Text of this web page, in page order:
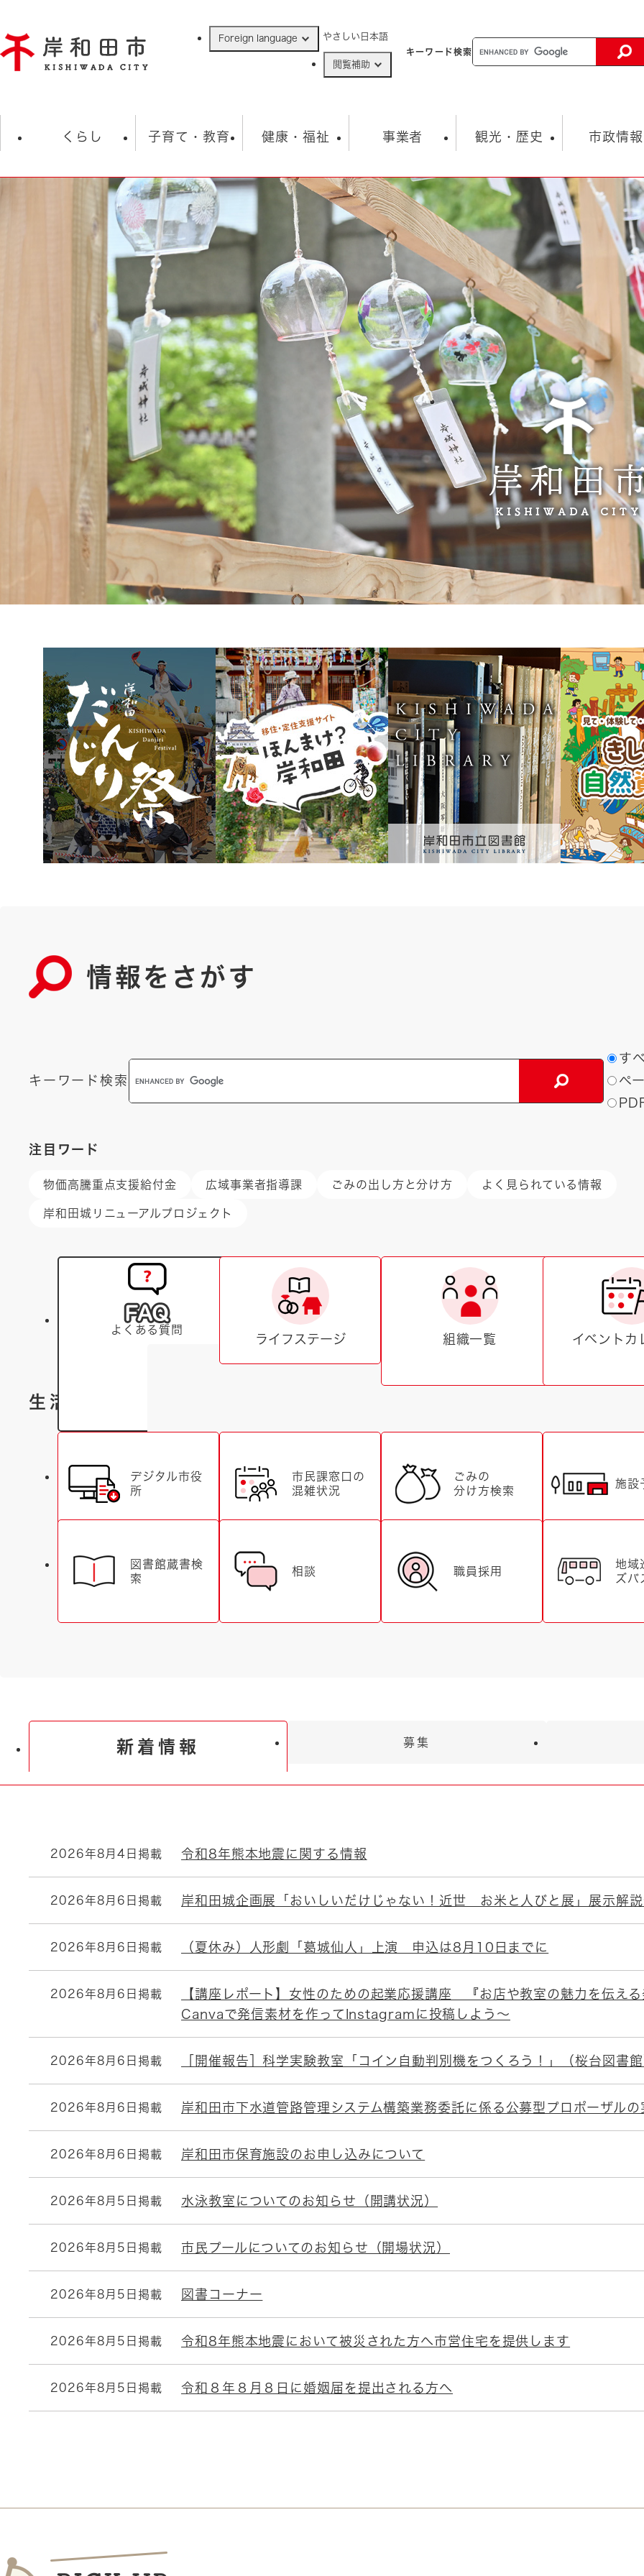
ジ
の
Foreign language やさしい日本語
閲覧補助
キーワード検索
くらし
税金 保険・年金
ごみ・衛生・動物 救急・消防
防災・防犯 上水道・下水道
自然・環境・公園 住宅
引っ越し おくやみ
男女共同参画
地域コミュニティ・ボラン
ティア・協働
道路・河川・交通 まちづくり
国際交流
子育て・教育
学校 子育て
とじる
健康・福祉
福祉・健康・生活 生涯学習・スポーツ
とじる
事業者
入札・契約情報 まちづくり・協働
産業振興 税金
環境 福祉・介護
観光・歴史
観光スポット
歴史 動画情報
とじる
市政情報
市の概要 総合計画
行財政 人権・平和
職員採用情報
市役所・施設の案内
とじる
オープンデータ
情報をさがす
キーワード 検索
検
索
対
す
ペ
注目ワード
物価高騰重点支援給付金 広域事業者指導課 ごみの出し方と分け方 よく見られている情報
岸和田城リニューアルプロジェクト
よくある質問
ライフステージ 組織一覧 イベントカ
生活便利ナビ
デジタル市役
所
市民課窓口の
混雑状況
ごみの
分け方検索
施設
図書館蔵書検
索
相談 職員採用
地域
ズバ
新着情報 募集
2026年8月4日掲載 令和8年熊本地震に関する情報
2026年8月6日掲載 岸和田城企画展「おいしいだけじゃない！近世 お米と人びと展」展示解
2026年8月6日掲載 （夏休み）人形劇「葛城仙人」上演 申込は8月10日までに
2026年8月6日掲載
【講座レポート】女性のための起業応援講座 『お店や教室の魅力を伝え
Canvaで発信素材を作ってInstagramに投稿しよう～
2026年8月6日掲載 ［開催報告］科学実験教室「コイン自動判別機をつくろう！」（桜台図書館
2026年8月6日掲載 岸和田市下水道管路管理システム構築業務委託に係る公募型プロポーザルの
2026年8月6日掲載 岸和田市保育施設のお申し込みについて
2026年8月5日掲載 水泳教室についてのお知らせ（開講状況）
2026年8月5日掲載 市民プールについてのお知らせ（開場状況）
2026年8月5日掲載 図書コーナー
2026年8月5日掲載 令和8年熊本地震において被災された方へ市営住宅を提供します
2026年8月5日掲載 令和８年８月８日に婚姻届を提出される方へ